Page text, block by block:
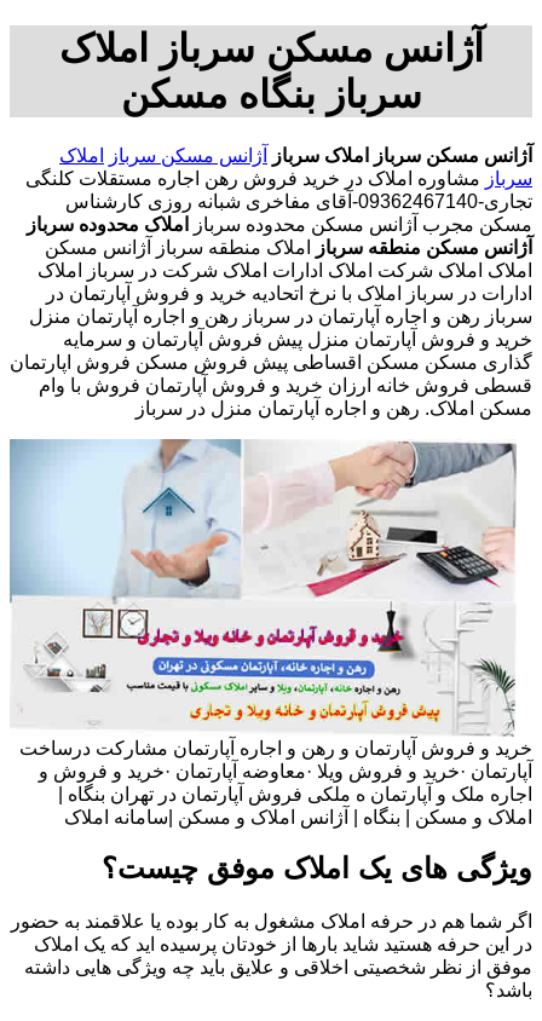
آژانس مسکن سرباز املاک
سرباز بنگاه مسکن
آژانس مسکن سرباز املاک سرباز آژانس مسکن سرباز
املاک
سرباز مشاوره املاک در خرید فروش رهن اجاره مستقلات کلنگی
تجاری-09362467140-آقای مفاخری شبانه روزی کارشناس
مسکن مجرب آژانس مسکن محدوده سرباز
املاک محدوده سرباز
آژانس مسکن منطقه سرباز
املاک منطقه سرباز آژانس مسکن
املاک املاک شرکت املاک ادارات املاک شرکت در سرباز املاک
ادارات در سرباز املاک با نرخ اتحادیه خرید و فروش آپارتمان در
سرباز رهن و اجاره آپارتمان در سرباز رهن و اجاره آپارتمان منزل
خرید و فروش آپارتمان منزل پیش فروش آپارتمان و سرمایه
گذاری مسکن مسکن اقساطی پیش فروش مسکن فروش اپارتمان
قسطی فروش خانه ارزان خرید و فروش آپارتمان فروش با وام
مسکن املاک. رهن و اجاره آپارتمان منزل در سرباز
خرید و فروش آپارتمان و رهن و اجاره آپارتمان مشارکت درساخت
آپارتمان ·خرید و فروش ویلا ·معاوضه آپارتمان ·خرید و فروش و
اجاره ملک و آپارتمان ه ملکی فروش آپارتمان در تهران بنگاه |
املاک و مسکن | بنگاه | آژانس املاک و مسکن |سامانه املاک
ویژگی های یک املاک موفق چیست؟
اگر شما هم در حرفه املاک مشغول به کار بوده یا علاقمند به حضور
در این حرفه هستید شاید بارها از خودتان پرسیده اید که یک املاک
موفق از نظر شخصیتی اخلاقی و علایق باید چه ویژگی هایی داشته
باشد؟